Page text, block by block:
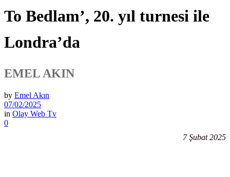
To Bedlam’, 20. yıl turnesi ile
Londra’da
EMEL AKIN
by Emel Akın
07/02/2025
in Olay Web Tv
0
7 Şubat 2025